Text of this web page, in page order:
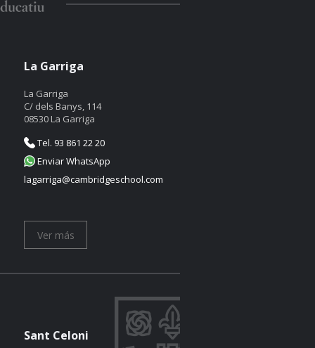
La Garriga
La Garriga
C/ dels Banys, 114
08530 La Garriga
Tel. 93 861 22 20
Enviar WhatsApp
lagarriga@cambridgeschool.com
Ver más
Sant Celoni